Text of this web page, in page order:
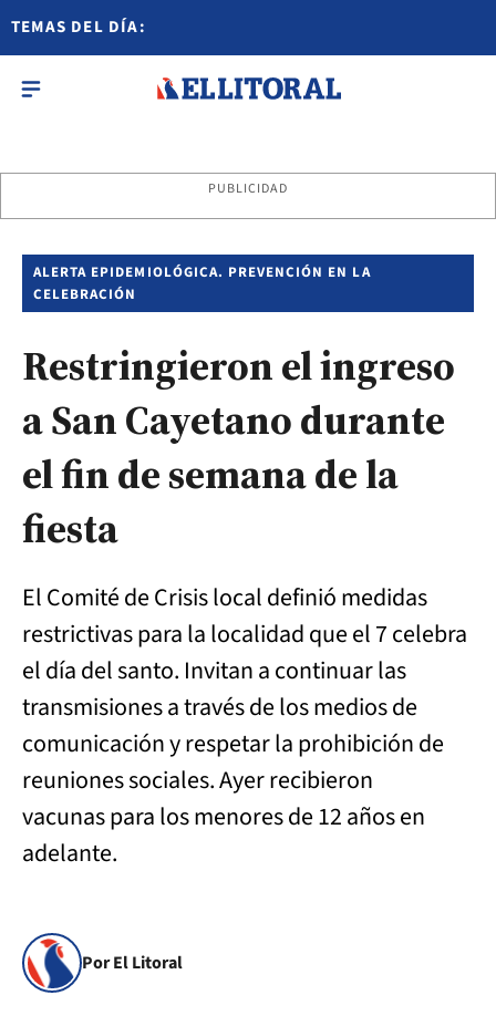
TEMAS DEL DÍA:
PUBLICIDAD
ALERTA EPIDEMIOLÓGICA. PREVENCIÓN EN LA
CELEBRACIÓN
Restringieron el ingreso
a San Cayetano durante
el fin de semana de la
fiesta
El Comité de Crisis local definió medidas
restrictivas para la localidad que el 7 celebra
el día del santo. Invitan a continuar las
transmisiones a través de los medios de
comunicación y respetar la prohibición de
reuniones sociales. Ayer recibieron
vacunas para los menores de 12 años en
adelante.
Por El Litoral